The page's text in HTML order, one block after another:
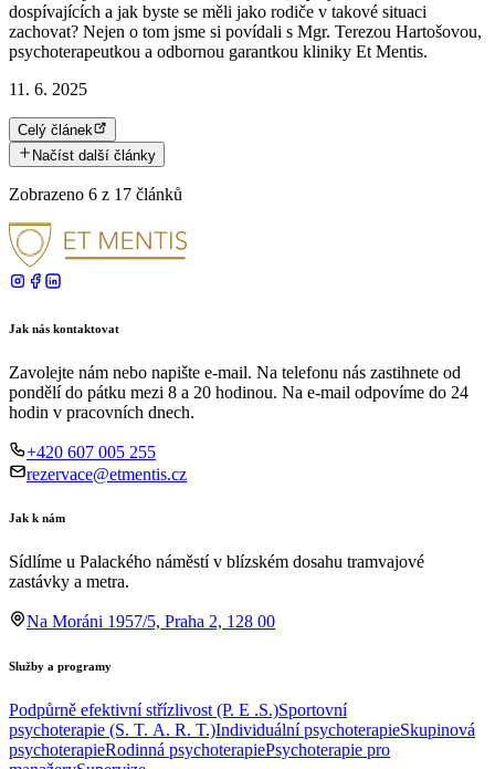
dospívajících a jak byste se měli jako rodiče v takové situaci
zachovat? Nejen o tom jsme si povídali s Mgr. Terezou Hartošovou,
psychoterapeutkou a odbornou garantkou kliniky Et Mentis.
11. 6. 2025
Celý článek
Načíst další články
Zobrazeno 6 z 17 článků
Jak nás kontaktovat
Zavolejte nám nebo napište e-mail. Na telefonu nás zastihnete od
pondělí do pátku mezi 8 a 20 hodinou. Na e-mail odpovíme do 24
hodin v pracovních dnech.
+420 607 005 255
rezervace@etmentis.cz
Jak k nám
Sídlíme u Palackého náměstí v blízském dosahu tramvajové
zastávky a metra.
Na Moráni 1957/5, Praha 2, 128 00
Služby a programy
Podpůrně efektivní střízlivost (P. E .S.)Sportovní
psychoterapie (S. T. A. R. T.)Individuální psychoterapieSkupinová
psychoterapieRodinná psychoterapiePsychoterapie pro